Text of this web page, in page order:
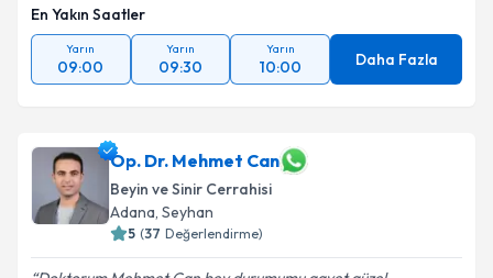
En Yakın Saatler
Yarın
09:00
Yarın
09:30
Yarın
10:00 Daha Fazla
Op. Dr. Mehmet Can
Beyin ve Sinir Cerrahisi
Adana, Seyhan
5 (37 Değerlendirme)